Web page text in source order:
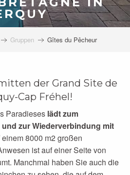
Gruppen Gîtes du Pêcheur
der Grand Site de
Cap Fréhel!
Paradieses lädt zum
zur Wiederverbindung mit
8000 m2 großen
ist auf einer Seite von
Manchmal haben Sie auch die